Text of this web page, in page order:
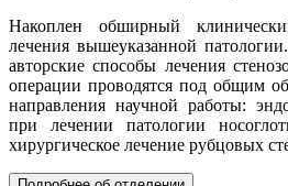
Накоплен обширный
лечения вышеуказанной
авторские способы лечения
операции проводятся под общим
направления научной работы:
при лечении патологии
хирургическое лечение рубцовых